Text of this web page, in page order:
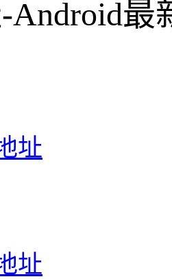
最
址
址